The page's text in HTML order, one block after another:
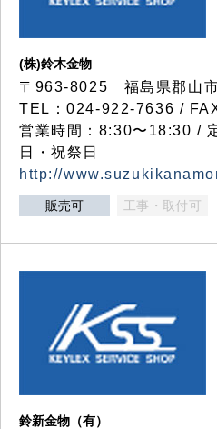
(株)鈴木金物
〒963-8025 福島県郡山
TEL：024-922-7636 /
営業時間：8:30〜18:30 /
日・祝祭日
http://
販売可 工事・取付可
鈴新金物（有）